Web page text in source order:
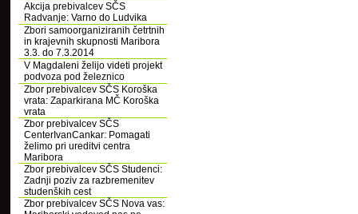
Akcija prebivalcev SČS
Radvanje: Varno do Ludvika
Zbori samoorganiziranih četrtnih
in krajevnih skupnosti Maribora
3.3. do 7.3.2014
V Magdaleni želijo videti projekt
podvoza pod železnico
Zbor prebivalcev SČS Koroška
vrata: Zaparkirana MČ Koroška
vrata
Zbor prebivalcev SČS
CenterIvanCankar: Pomagati
želimo pri ureditvi centra
Maribora
Zbor prebivalcev SČS Studenci:
Zadnji poziv za razbremenitev
studenških cest
Zbor prebivalcev SČS Nova vas: